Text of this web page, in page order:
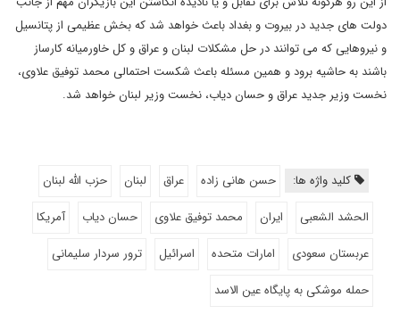
دولت های جدید در بیروت و بغداد باعث خواهد شد که بخش عظیمی از پتانسیل
و نیروهایی که می توانند در حل مشکلات لبنان و عراق و کل خاورمیانه کارساز
باشند به حاشیه برود و همین مسئله باعث شکست احتمالی محمد توفیق علاوی،
نخست وزیر جدید عراق و حسان دیاب، نخست وزیر لبنان خواهد شد.
کلید واژه ها: حسن هانی زاده عراق لبنان
حزب الله لبنان
الحشد الشعبی
ایران محمد توفیق علاوی حسان دیاب
آمریکا
عربستان سعودی
امارات متحده اسرائیل
ترور سردار سلیمانی
حمله موشکی به پایگاه عین الاسد